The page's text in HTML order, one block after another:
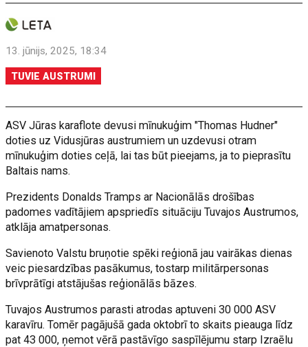
13. jūnijs, 2025, 18:34
TUVIE AUSTRUMI
ASV Jūras karaflote devusi mīnukuģim "Thomas Hudner"
doties uz Vidusjūras austrumiem un uzdevusi otram
mīnukuģim doties ceļā, lai tas būt pieejams, ja to pieprasītu
Baltais nams.
Prezidents Donalds Tramps ar Nacionālās drošības
padomes vadītājiem apspriedīs situāciju Tuvajos Austrumos,
atklāja amatpersonas.
Savienoto Valstu bruņotie spēki reģionā jau vairākas dienas
veic piesardzības pasākumus, tostarp militārpersonas
brīvprātīgi atstājušas reģionālās bāzes.
Tuvajos Austrumos parasti atrodas aptuveni 30 000 ASV
karavīru. Tomēr pagājušā gada oktobrī to skaits pieauga līdz
pat 43 000, ņemot vērā pastāvīgo saspīlējumu starp Izraēlu